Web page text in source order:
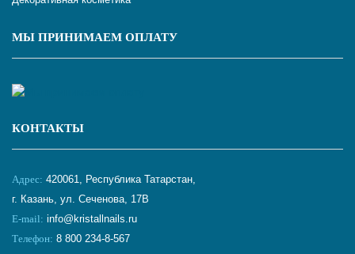
МЫ ПРИНИМАЕМ ОПЛАТУ
КОНТАКТЫ
Адрес: 420061, Республика Татарстан,
г. Казань, ул. Сеченова, 17В
E-mail: info@kristallnails.ru
Телефон: 8 800 234-8-567